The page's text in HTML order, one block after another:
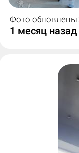
Фото обновлены:
1 месяц назад